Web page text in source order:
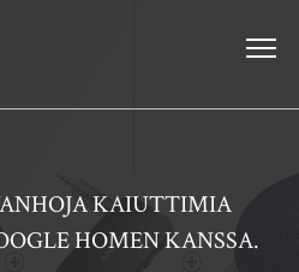
KAIUTTIMIA
HOMEN KANSSA.